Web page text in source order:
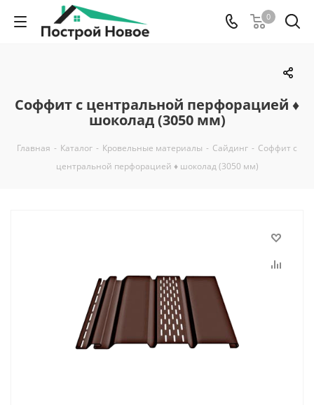
0
Соффит с центральной перфорацией ♦
шоколад (3050 мм)
Главная - Каталог - Кровельные материалы - Сайдинг - Соффит с
центральной перфорацией ♦ шоколад (3050 мм)